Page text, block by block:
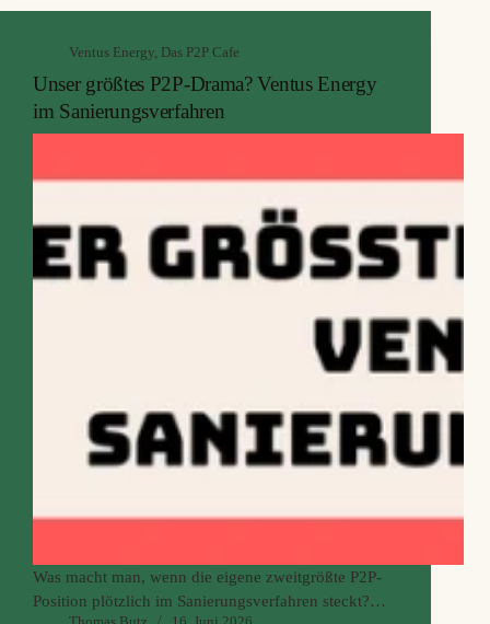
Leute von Ventus getroffen, die dort ebenfalls zu
Ventus Energy, Das P2P Cafe
Unser größtes P2P-Drama? Ventus Energy
im Sanierungsverfahren
Was macht man, wenn die eigene zweitgrößte P2P-
Position plötzlich im Sanierungsverfahren steckt?